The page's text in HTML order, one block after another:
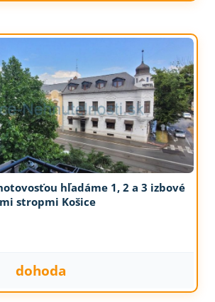
hľadáme 1, 2 a 3 izbové
stropmi Košice
dohoda